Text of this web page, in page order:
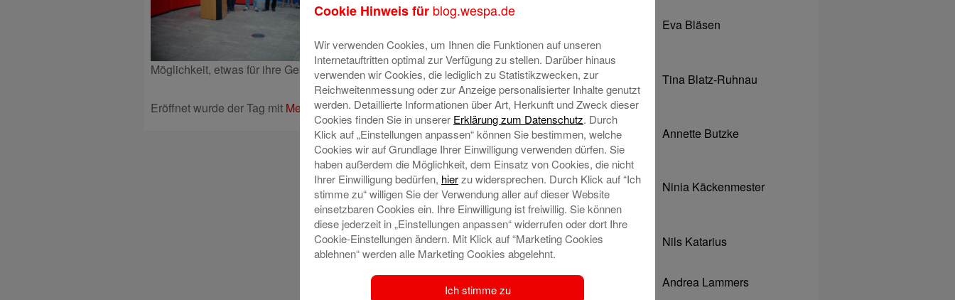
In zahlreichen Kursen und
unsem Gesundheitstag die
Möglichkeit, etwas für ihre Gesundheit zu tun.
Eröffnet wurde der Tag mit Mehr lesen
Eva Bläsen
Tina Blatz-Ruhnau
Annette Butzke
Ninia Käckenmester
Nils Katarius
Andrea Lammers
Cookie Hinweis für blog.wespa.de
Wir verwenden Cookies, um Ihnen die Funktionen auf unseren
Internetauftritten optimal zur Verfügung zu stellen. Darüber hinaus
verwenden wir Cookies, die lediglich zu Statistikzwecken, zur
Reichweitenmessung oder zur Anzeige personalisierter Inhalte genutzt
werden. Detaillierte Informationen über Art, Herkunft und Zweck dieser
Cookies finden Sie in unserer Erklärung zum Datenschutz. Durch
Klick auf „Einstellungen anpassen“ können Sie bestimmen, welche
Cookies wir auf Grundlage Ihrer Einwilligung verwenden dürfen. Sie
haben außerdem die Möglichkeit, dem Einsatz von Cookies, die nicht
Ihrer Einwilligung bedürfen, hierzu widersprechen. Durch Klick auf “Ich
stimme zu“ willigen Sie der Verwendung aller auf dieser Website
einsetzbaren Cookies ein. Ihre Einwilligung ist freiwillig. Sie können
diese jederzeit in „Einstellungen anpassen“ widerrufen oder dort Ihre
Cookie-Einstellungen ändern. Mit Klick auf “Marketing Cookies
ablehnen“ werden alle Marketing Cookies abgelehnt.
Ich stimme zu